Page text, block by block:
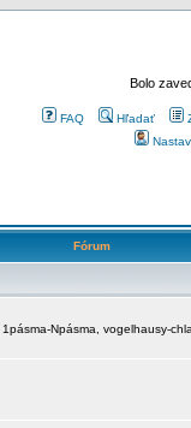
Bolo
FAQ Hľadať
Fórum
Npásma, vogelhausy-